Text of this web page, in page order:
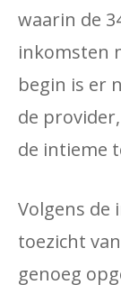
waarin de
inkomsten
begin is er
de
de intieme
Volgens de
toezicht
genoeg